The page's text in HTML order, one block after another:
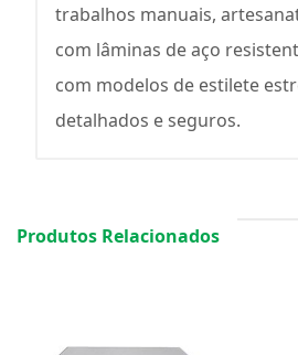
trabalhos manuais,
com lâminas de aço
com modelos de estilete
detalhados e seguros.
Produtos Relacionados